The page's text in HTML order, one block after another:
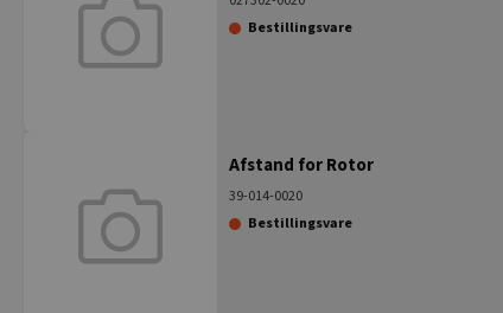
Bestillingsvare
Afstand for Rotor
39-014-0020
Bestillingsvare